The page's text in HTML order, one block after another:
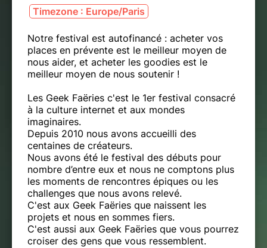
Timezone : Europe/Paris
Notre festival est autofinancé : acheter vos
places en prévente est le meilleur moyen de
nous aider, et acheter les goodies est le
meilleur moyen de nous soutenir !
Les Geek Faëries c'est le 1er festival consacré
à la culture internet et aux mondes
imaginaires.
Depuis 2010 nous avons accueilli des
centaines de créateurs.
Nous avons été le festival des débuts pour
nombre d’entre eux et nous ne comptons plus
les moments de rencontres épiques ou les
challenges que nous avons relevé.
C'est aux Geek Faëries que naissent les
projets et nous en sommes fiers.
C'est aussi aux Geek Faëries que vous pourrez
croiser des gens que vous ressemblent.